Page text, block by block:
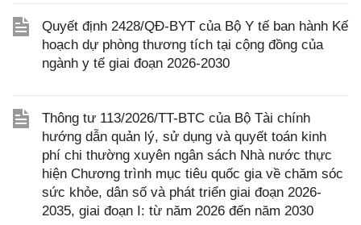
Quyết định 2428/QĐ-BYT của Bộ Y tế ban hành Kế
hoạch dự phòng thương tích tại cộng đồng của
ngành y tế giai đoạn 2026-2030
Thông tư 113/2026/TT-BTC của Bộ Tài chính
hướng dẫn quản lý, sử dụng và quyết toán kinh
phí chi thường xuyên ngân sách Nhà nước thực
hiện Chương trình mục tiêu quốc gia về chăm sóc
sức khỏe, dân số và phát triển giai đoạn 2026-
2035, giai đoạn I: từ năm 2026 đến năm 2030